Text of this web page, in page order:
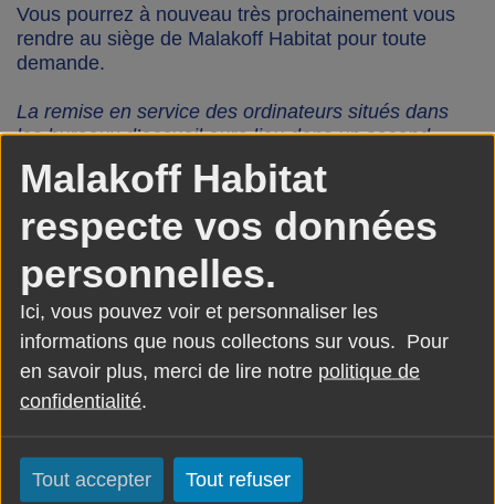
Malakoff Habitat
respecte vos données
personnelles.
Ici, vous pouvez voir et personnaliser les
informations que nous collectons sur vous. Pour
en savoir plus, merci de lire notre politique de
confidentialité.
Tout accepter Tout refuser
Vous pourrez à nouveau très prochainement vous
rendre au siège de Malakoff Habitat pour toute
demande.
La remise en service des ordinateurs situés dans
les bureaux d’accueil aura lieu dans un second
temps. En attendant, votre gardien(ne) reste
disponible et à votre écoute.
Nous ne manquerons pas de vous tenir informés.
Merci pour votre patience ainsi que pour votre
compréhension.